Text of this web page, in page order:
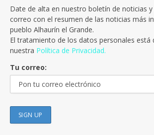
Date de alta en nuestro boletín de noticias y
correo con el resumen de las noticias más
pueblo Alhaurín el Grande.
El tratamiento de los datos personales está
nuestra Política de Privacidad.
Tu correo: